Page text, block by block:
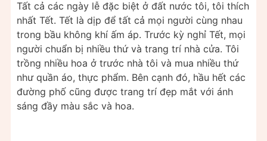
Tất cả các ngày lễ đặc biệt ở đất nước tôi, tôi thích
nhất Tết. Tết là dịp để tất cả mọi người cùng nhau
trong bầu không khí ấm áp. Trước kỳ nghỉ Tết, mọi
người chuẩn bị nhiều thứ và trang trí nhà cửa. Tôi
trồng nhiều hoa ở trước nhà tôi và mua nhiều thứ
như quần áo, thực phẩm. Bên cạnh đó, hầu hết các
đường phố cũng được trang trí đẹp mắt với ánh
sáng đầy màu sắc và hoa.